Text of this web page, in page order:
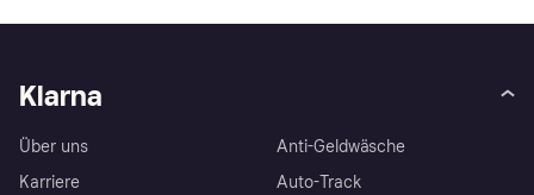
Klarna
Über uns
Karriere
Anti-Geldwäsche
Auto-Track